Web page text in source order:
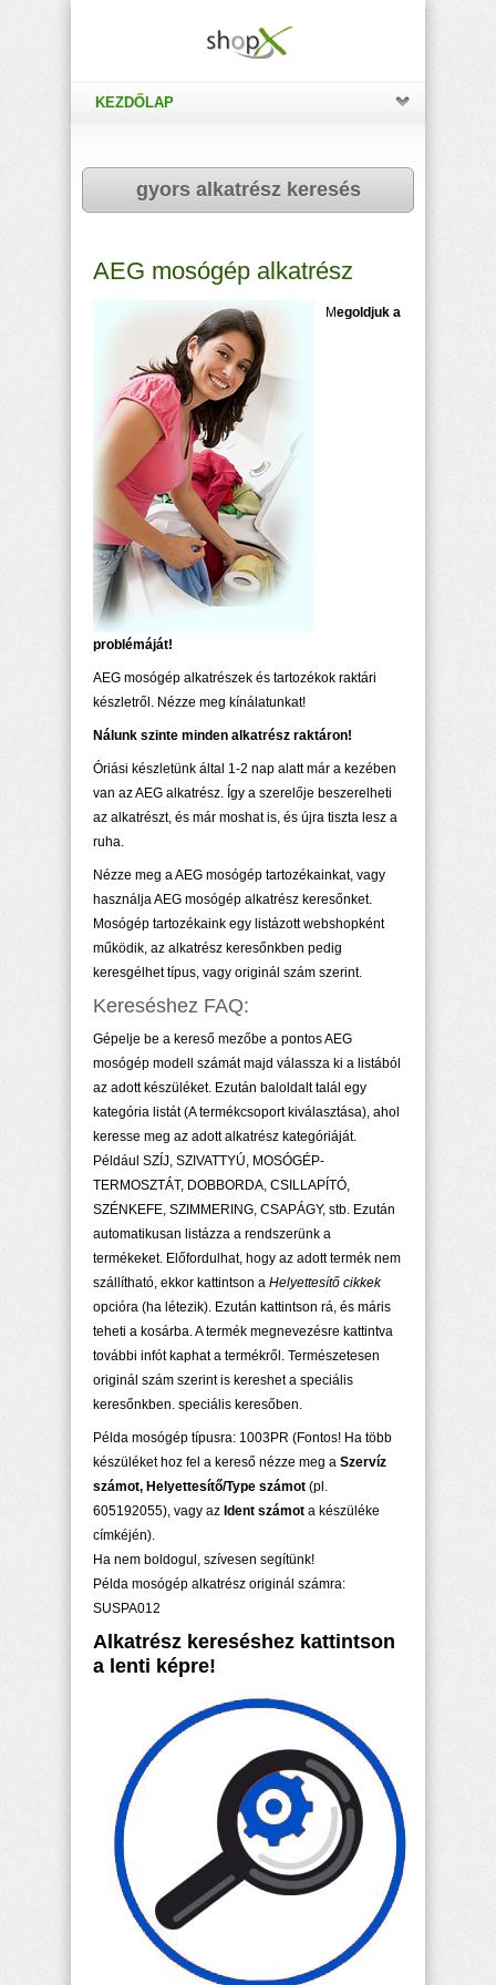
KEZDŐLAP
gyors alkatrész keresés
AEG mosógép alkatrész
Megoldjuk a
problémáját!
AEG mosógép alkatrészek és tartozékok raktári
készletről. Nézze meg kínálatunkat!
Nálunk szinte minden alkatrész raktáron!
Óriási készletünk által 1-2 nap alatt már a kezében
van az AEG alkatrész. Így a szerelője beszerelheti
az alkatrészt, és már moshat is, és újra tiszta lesz a
ruha.
Nézze meg a AEG mosógép tartozékainkat, vagy
használja AEG mosógép alkatrész keresőnket.
Mosógép tartozékaink egy listázott webshopként
működik, az alkatrész keresőnkben pedig
keresgélhet típus, vagy originál szám szerint.
Kereséshez FAQ:
Gépelje be a kereső mezőbe a pontos AEG
mosógép modell számát majd válassza ki a listából
az adott készüléket. Ezután baloldalt talál egy
kategória listát (A termékcsoport kiválasztása), ahol
keresse meg az adott alkatrész kategóriáját.
Például SZÍJ, SZIVATTYÚ, MOSÓGÉP-
TERMOSZTÁT, DOBBORDA, CSILLAPÍTÓ,
SZÉNKEFE, SZIMMERING, CSAPÁGY, stb. Ezután
automatikusan listázza a rendszerünk a
termékeket. Előfordulhat, hogy az adott termék nem
szállítható, ekkor kattintson a Helyettesítő cikkek
opcióra (ha létezik). Ezután kattintson rá, és máris
teheti a kosárba. A termék megnevezésre kattintva
további infót kaphat a termékről. Természetesen
originál szám szerint is kereshet a speciális
keresőnkben. speciális keresőben.
Példa mosógép típusra: 1003PR (Fontos! Ha több
készüléket hoz fel a kereső nézze meg a Szervíz
számot, Helyettesítő/Type számot (pl.
605192055), vagy az Ident számot a készüléke
címkéjén).
Ha nem boldogul, szívesen segítünk!
Példa mosógép alkatrész originál számra:
SUSPA012
Alkatrész kereséshez kattintson
a lenti képre!